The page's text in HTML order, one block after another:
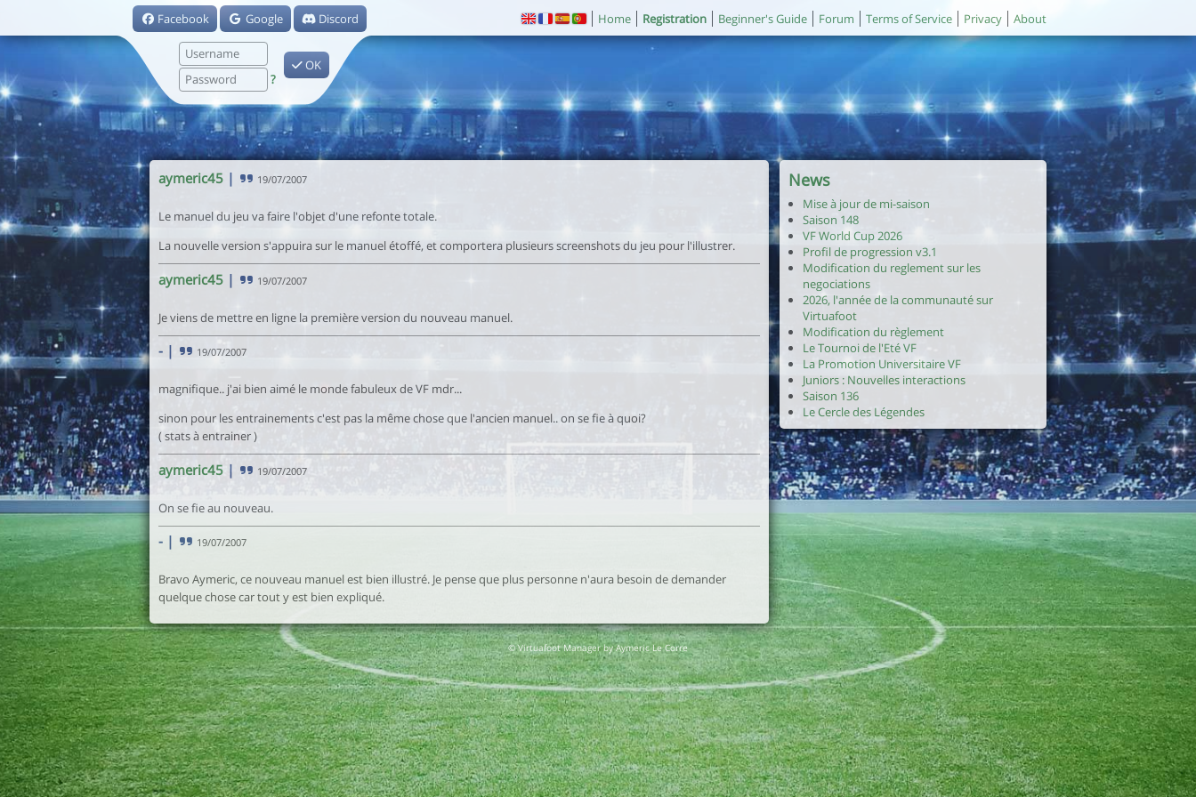
Facebook Google Discord
?
OK
Home Registration Beginner's Guide Forum Terms of Service Privacy About
aymeric45 | 19/07/2007
Le manuel du jeu va faire l'objet d'une refonte totale.
La nouvelle version s'appuira sur le manuel étoffé, et comportera plusieurs screenshots du jeu pour l'illustrer.
aymeric45 | 19/07/2007
Je viens de mettre en ligne la première version du nouveau manuel.
- | 19/07/2007
magnifique.. j'ai bien aimé le monde fabuleux de VF mdr...
sinon pour les entrainements c'est pas la même chose que l'ancien manuel.. on se fie à quoi?
( stats à entrainer )
aymeric45 | 19/07/2007
On se fie au nouveau.
- | 19/07/2007
Bravo Aymeric, ce nouveau manuel est bien illustré. Je pense que plus personne n'aura besoin de demander
quelque chose car tout y est bien expliqué.
News
Mise à jour de mi-saison
Saison 148
VF World Cup 2026
Profil de progression v3.1
Modification du reglement sur les
negociations
2026, l'année de la communauté sur
Virtuafoot
Modification du règlement
Le Tournoi de l'Eté VF
La Promotion Universitaire VF
Juniors : Nouvelles interactions
Saison 136
Le Cercle des Légendes
© Virtuafoot Manager by Aymeric Le Corre